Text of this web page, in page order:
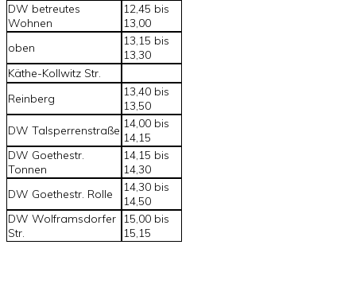
DW betreutes
Wohnen
12,45 bis
13,00
oben
13,15 bis
13,30
Käthe-Kollwitz Str.
Reinberg
13,40 bis
13,50
DW Talsperrenstraße 14,00 bis
14,15
DW Goethestr.
Tonnen
14,15 bis
14,30
DW Goethestr. Rolle
14,30 bis
14,50
DW Wolframsdorfer
Str.
15,00 bis
15,15